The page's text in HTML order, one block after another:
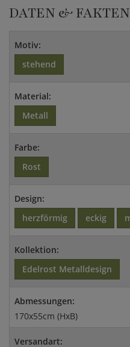
DATEN & FAKTEN
Motiv:
stehend
Material:
Metall
Farbe:
Rost
Design:
herzförmig
eckig
Kollektion:
Edelrost Metalldesign
Abmessungen:
170x55cm (HxB)
Versandart: